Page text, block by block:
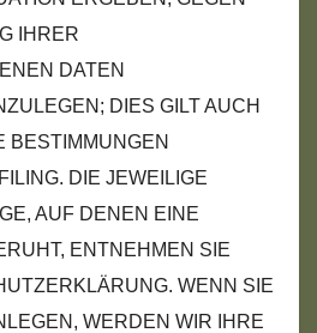
IHRER
DATEN
DIES GILT AUCH
BESTIMMUNGEN
DIE JEWEILIGE
AUF DENEN EINE
ENTNEHMEN SIE
WENN SIE
WERDEN WIR IHRE